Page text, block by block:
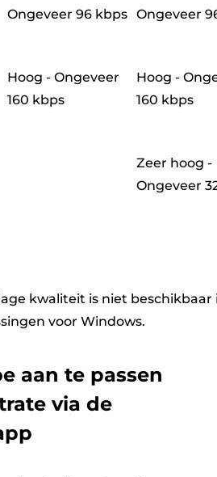
Ongeveer 96 kbps
Ongeveer
Hoog - Ongeveer
160 kbps
Hoog -
160 kbps
Zeer hoog -
Ongeveer
kwaliteit is niet beschikbaar
voor Windows.
aan te passen
via de